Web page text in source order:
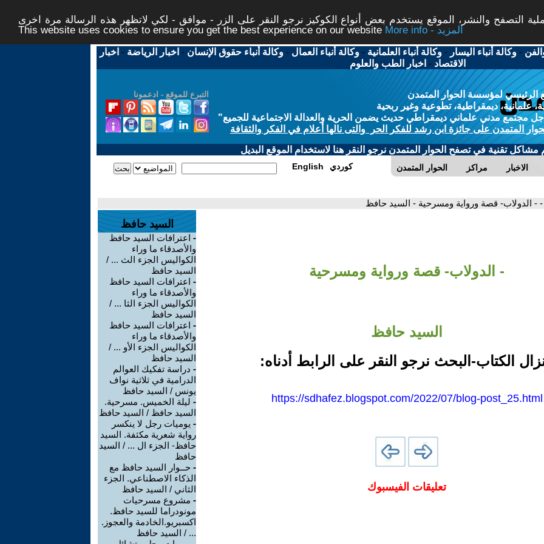
التصفح والنشر، الموقع يستخدم بعض أنواع الكوكيز نرجو النقر على الزر - موافق - لكي لاتظهر هذه الرسالة مرة اخرى -
This website uses cookies to ensure you get the best experience on our website
More info - المزيد
-وكالة أنباء اليسار -وكالة أنباء العلمانية -وكالة أنباء العمال -وكالة أنباء حقوق الإنسان - اخبار الرياضة - اخبار
الاقتصاد - اخبار الطب والعلوم
التبرع للموقع - ادعمونا
الرئيسي لمؤسسة الحوار المتمدن
علمانية، ديمقراطية، تطوعية وغير ربحية
مجتمع مدني علماني ديمقراطي حديث يضمن الحرية والعدالة الاجتماعية للجميع"
المتمدن على جائزة ابن رشد للفكر الحر والتى نالها أعلام في الفكر والثقافة
مشاكل تقنية في تصفح الحوار المتمدن نرجو النقر هنا لاستخدام الموقع البديل
الحوار المتمدن مراكز الاخبار English كوردي
- - الدولاب- قصة ورواية ومسرحية - السيد حافظ
- الدولاب- قصة ورواية ومسرحية
السيد حافظ
الكتاب-البحث نرجو النقر على الرابط أدناه:
https://sdhafez.blogspot.com/2022/07/blog-post_25.html
تعليقات الفيسبوك
السيد حافظ
- اعترافات السيد حافظ
والأصدقاء ما وراء
الكواليس الجزء الث ... /
السيد حافظ
- اعترافات السيد حافظ
والأصدقاء ما وراء
الكواليس الجزء الثا ... /
السيد حافظ
- اعترافات السيد حافظ
والأصدقاء ما وراء
الكواليس الجزء الأو ... /
السيد حافظ
- دراسة تفكيك العوالم
الدرامية في ثلاثية نواف
يونس / السيد حافظ
- ليلة الخميس. مسرحية.
السيد حافظ / السيد حافظ
- يوميات رجل لا ينكسر
رواية شعرية مكثفة. السيد
حافظ- الجزء ال ... / السيد
حافظ
- حــوار السيد حافظ مع
الذكاء الاصطناعي. الجزء
الثاني / السيد حافظ
- مشروع مسرحيات
مونودراما للسيد حافظ.
اكسبريو.الخادمة والعجوز.
... / السيد حافظ